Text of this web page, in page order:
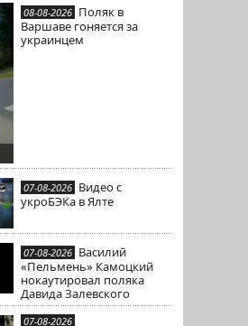
08-08-2026 Поляк в
Варшаве гоняется за
украинцем
07-08-2026 Видео с
укроБЭКа в Ялте
07-08-2026 Василий
«Пельмень» Камоцкий
нокаутировал поляка
Давида Залевского
07-08-2026